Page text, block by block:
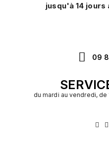
jusqu'à 14
09
du mardi au vendredi, de